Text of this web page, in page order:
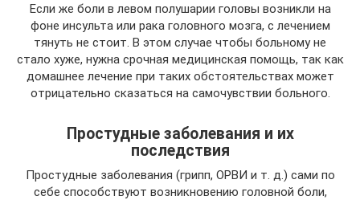
Если же боли в левом полушарии головы возникли на
фоне инсульта или рака головного мозга, с лечением
тянуть не стоит. В этом случае чтобы больному не
стало хуже, нужна срочная медицинская помощь, так как
домашнее лечение при таких обстоятельствах может
отрицательно сказаться на самочувствии больного.
Простудные заболевания и их
последствия
Простудные заболевания (грипп, ОРВИ и т. д.) сами по
себе способствуют возникновению головной боли,